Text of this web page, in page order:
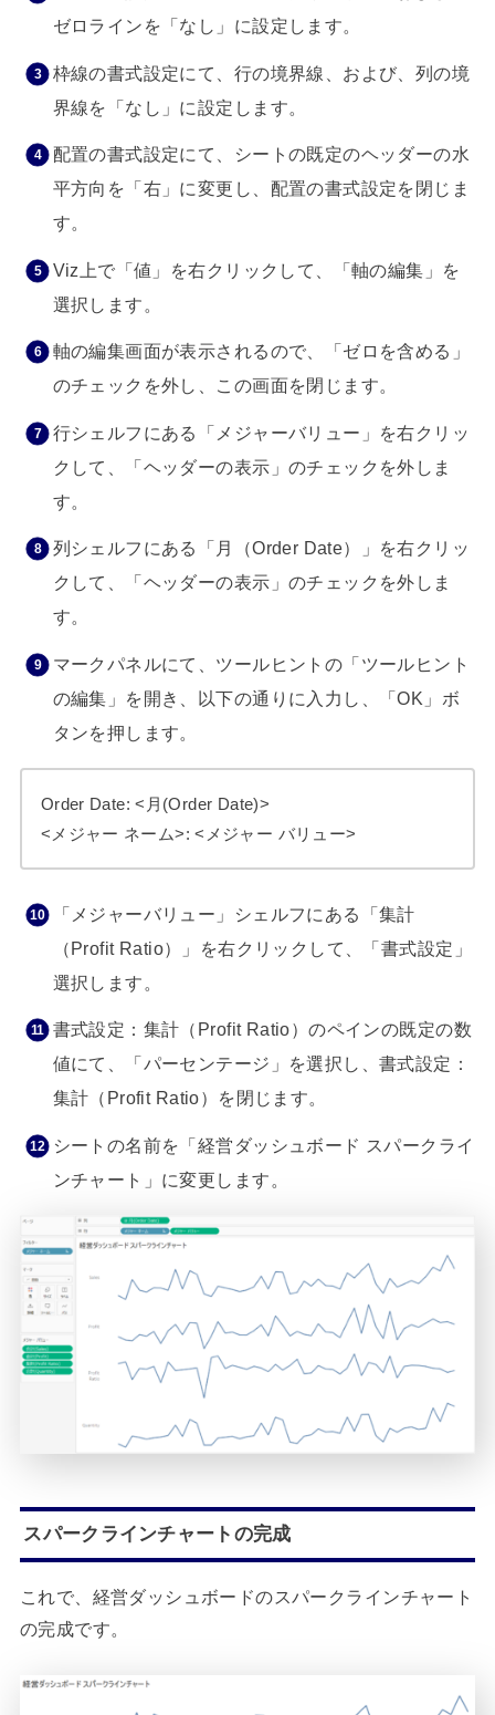
ゼロラインを「なし」に設定します。
枠線の書式設定にて、行の境界線、および、列の境
界線を「なし」に設定します。
配置の書式設定にて、シートの既定のヘッダーの水
平方向を「右」に変更し、配置の書式設定を閉じま
す。
Viz上で「値」を右クリックして、「軸の編集」を
選択します。
軸の編集画面が表示されるので、「ゼロを含める」
のチェックを外し、この画面を閉じます。
行シェルフにある「メジャーバリュー」を右クリッ
クして、「ヘッダーの表示」のチェックを外しま
す。
列シェルフにある「月（Order Date）」を右クリッ
クして、「ヘッダーの表示」のチェックを外しま
す。
マークパネルにて、ツールヒントの「ツールヒント
の編集」を開き、以下の通りに入力し、「OK」ボ
タンを押します。
Order Date: <月(Order Date)>
<メジャー ネーム>: <メジャー バリュー>
「メジャーバリュー」シェルフにある「集計
（Profit Ratio）」を右クリックして、「書式設定」
選択します。
書式設定：集計（Profit Ratio）のペインの既定の数
値にて、「パーセンテージ」を選択し、書式設定：
集計（Profit Ratio）を閉じます。
シートの名前を「経営ダッシュボード スパークライ
ンチャート」に変更します。
スパークラインチャートの完成
これで、経営ダッシュボードのスパークラインチャート
の完成です。